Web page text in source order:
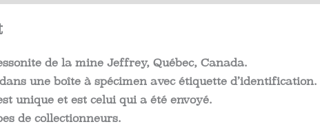
A2
de la mine Jeffrey, Québec, Canada.
une boîte à spécimen avec étiquette d’identification.
unique et est celui qui a été envoyé.
de collectionneurs.